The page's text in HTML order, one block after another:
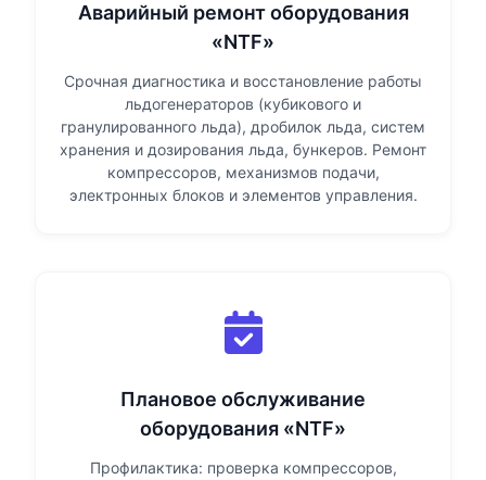
Аварийный ремонт оборудования
«NTF»
Срочная диагностика и восстановление работы
льдогенераторов (кубикового и
гранулированного льда), дробилок льда, систем
хранения и дозирования льда, бункеров. Ремонт
компрессоров, механизмов подачи,
электронных блоков и элементов управления.
Плановое обслуживание
оборудования «NTF»
Профилактика: проверка компрессоров,